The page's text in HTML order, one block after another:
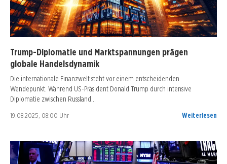
Trump-Diplomatie und Marktspannungen prägen
globale Handelsdynamik
Die internationale Finanzwelt steht vor einem entscheidenden
Wendepunkt. Während US-Präsident Donald Trump durch intensive
Diplomatie zwischen Russland…
19.08.2025, 08:00 Uhr Weiterlesen